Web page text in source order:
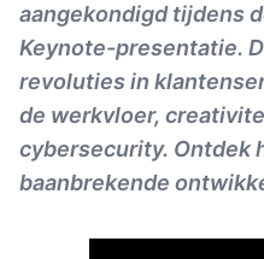
aangekondigd tijdens
Keynote-presentatie.
revoluties in
de werkvloer,
cybersecurity. Ontdek
baanbrekende